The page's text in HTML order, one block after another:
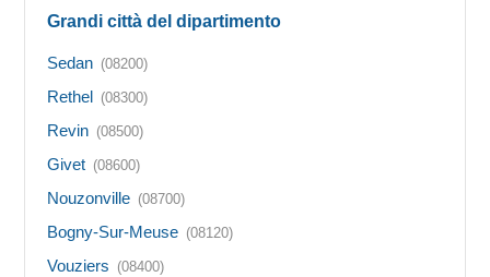
Grandi città del dipartimento
Sedan (08200)
Rethel (08300)
Revin (08500)
Givet (08600)
Nouzonville (08700)
Bogny-Sur-Meuse (08120)
Vouziers (08400)